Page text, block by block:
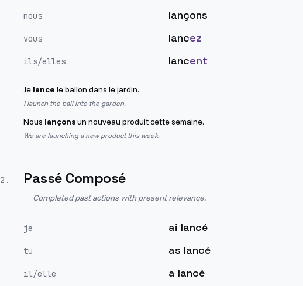
nous lançons
vous lancez
ils/elles lancent
Je lance le ballon dans le jardin.
I launch the ball into the garden.
Nous lançonsun nouveau produit cette semaine.
We are launching a new product this week.
2 . Passé Composé
Completed past actions with present relevance.
je ai lancé
tu as lancé
il/elle a lancé